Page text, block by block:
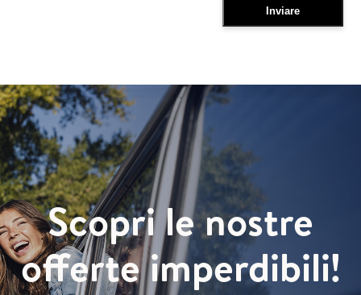
Scopri le nostre
offerte imperdibili!